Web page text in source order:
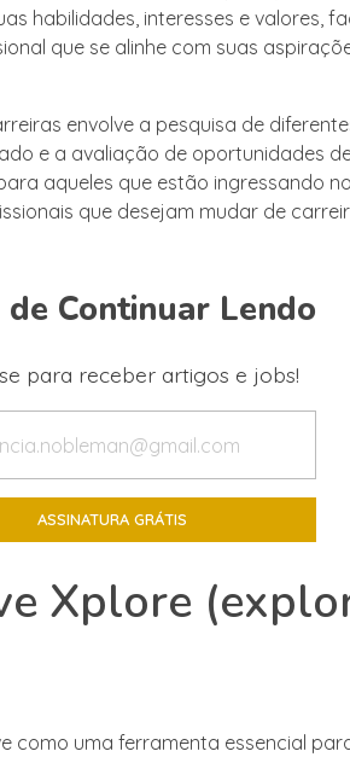
habilidades, interesses e valores,
que se alinhe com suas
envolve a pesquisa de
e a avaliação de oportunidades
aqueles que estão ingressando
que desejam mudar de
Continuar Lendo
para receber artigos e jobs!
Xplore
como uma ferramenta essencial